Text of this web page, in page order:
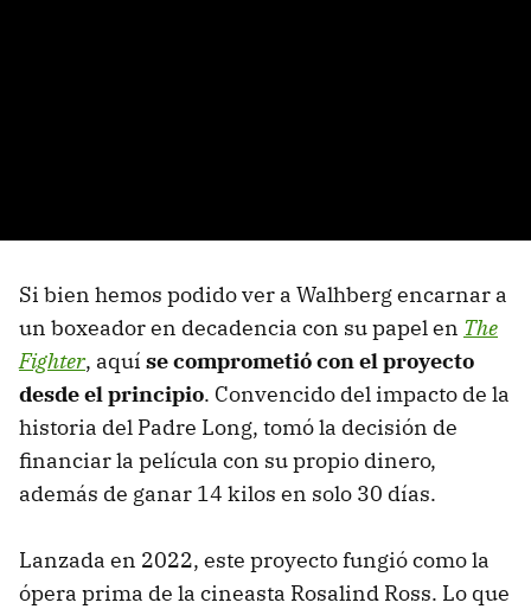
Si bien hemos podido ver a Walhberg encarnar a
un boxeador en decadencia con su papel en The
Fighter, aquí se comprometió con el proyecto
desde el principio. Convencido del impacto de la
historia del Padre Long, tomó la decisión de
financiar la película con su propio dinero,
además de ganar 14 kilos en solo 30 días.
Lanzada en 2022, este proyecto fungió como la
ópera prima de la cineasta Rosalind Ross. Lo que